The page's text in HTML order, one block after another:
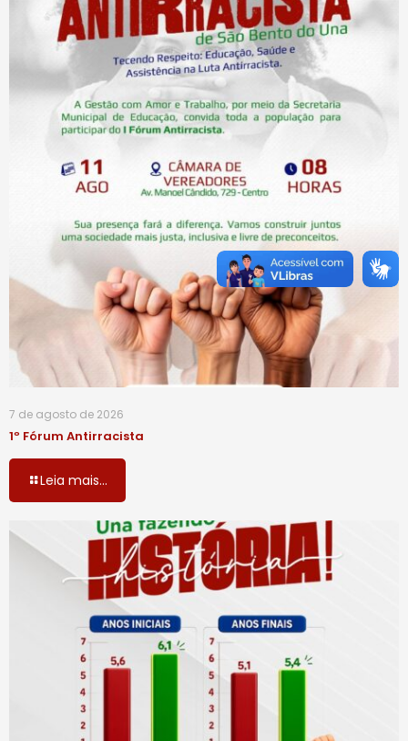
7 de agosto de 2026
1º Fórum Antirracista
Leia mais...